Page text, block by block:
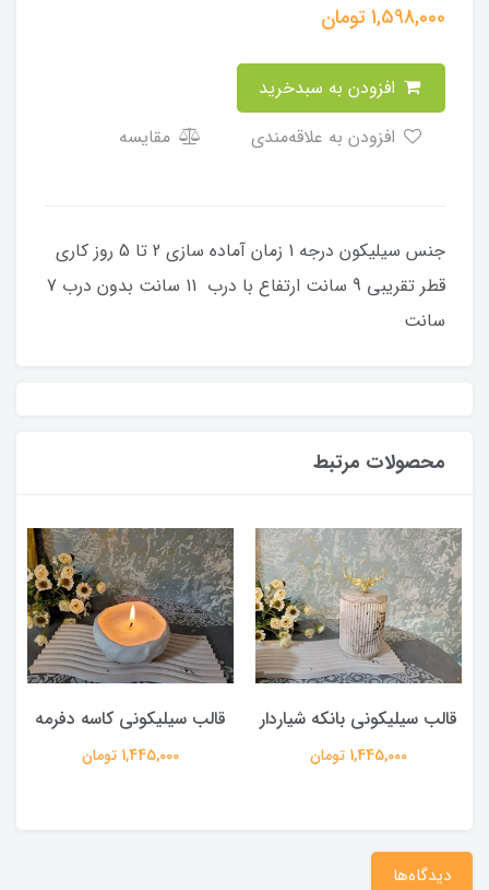
1,598,000تومان
مقایسه
جنس سیلیکون درجه 1 زمان آماده سازی 2 تا 5 روز کاری
قطر تقریبی 9 سانت ارتفاع با درب 11 سانت بدون درب 7
سانت
محصولات مرتبط
قالب سیلیکونی بانکه شیاردار
1,445,000 تومان
قالب سیلیکونی کاسه دفرمه
1,445,000 تومان
دیدگاه‌ها